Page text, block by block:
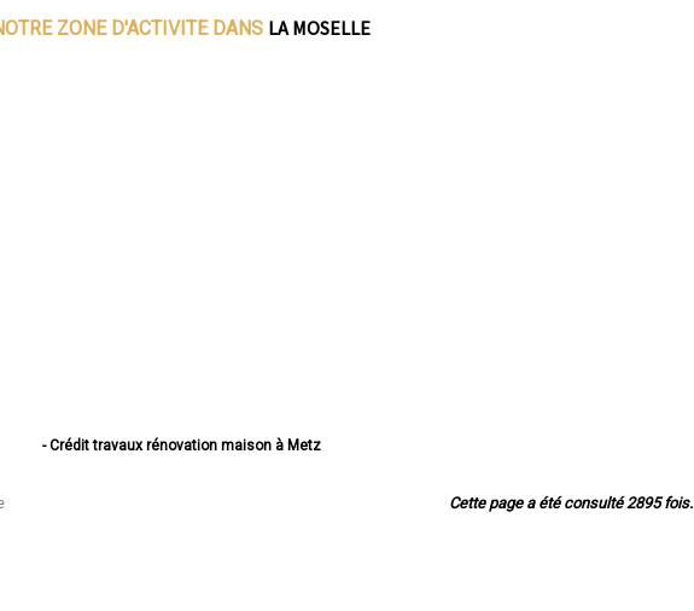
ZONE D'ACTIVITE DANS LA MOSELLE
- Crédit travaux rénovation maison à Metz
Cette page a été consulté 2895 fois.